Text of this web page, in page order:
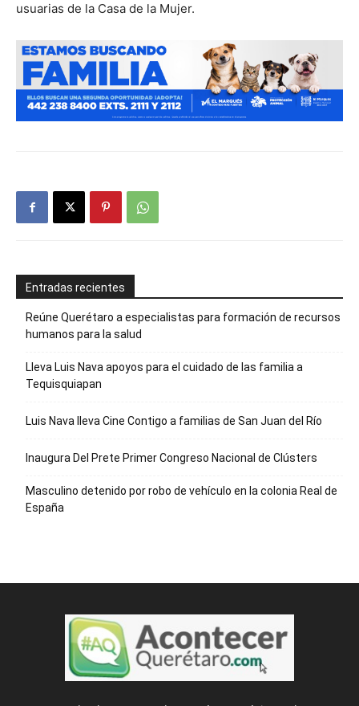
usuarias de la Casa de la Mujer.
Entradas recientes
Reúne Querétaro a especialistas para formación de recursos
humanos para la salud
Lleva Luis Nava apoyos para el cuidado de las familia a
Tequisquiapan
Luis Nava lleva Cine Contigo a familias de San Juan del Río
Inaugura Del Prete Primer Congreso Nacional de Clústers
Masculino detenido por robo de vehículo en la colonia Real de
España